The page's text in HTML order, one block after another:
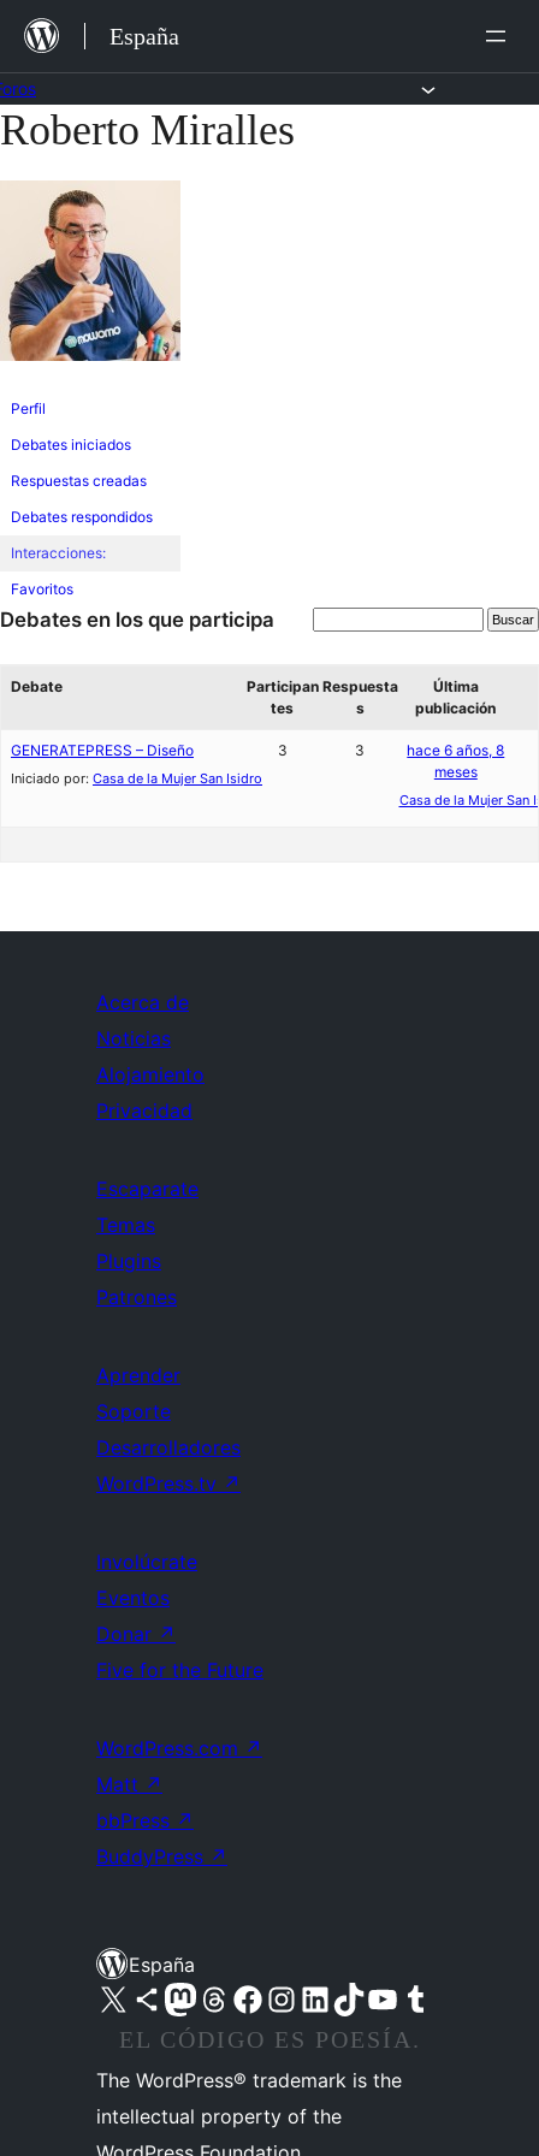
Saltar
contenido
España
Saltar
contenido
Roberto Miralles
Perfil
Debates iniciados
Respuestas creadas
Debates respondidos
Interacciones:
Favoritos
Debates en los que participa
Debate
Participan
tes
Respuesta
s
Última
publicación
GENERATEPRESS – Diseño
Iniciado por: Casa de la Mujer San Isidro
3 3
hace 6 años, 8
meses
Casa de la Mujer San
Acerca de
Noticias
Alojamiento
Privacidad
Escaparate
Temas
Plugins
Patrones
Aprender
Soporte
Desarrolladores
WordPress.tv ↗
Involúcrate
Eventos
Donar ↗
Five for the Future
WordPress.com ↗
Matt ↗
bbPress ↗
BuddyPress ↗
España
Visita nuestra cuenta de X (anteriormente Twitter)
Visita nuestra cuenta de Bluesky
Visita nuestra cuenta de Mastodon
Visita nuestra cuenta de Threads
Visita nuestra página de Facebook
Visita nuestra cuenta de Instagram
Visita nuestra cuenta de LinkedIn
Visita nuestra cuenta de TikTok
Visita nuestro canal de YouTube
Visita nuestra cuenta de Tumblr
EL CÓDIGO ES POESÍA.
The WordPress® trademark is the
intellectual property of the